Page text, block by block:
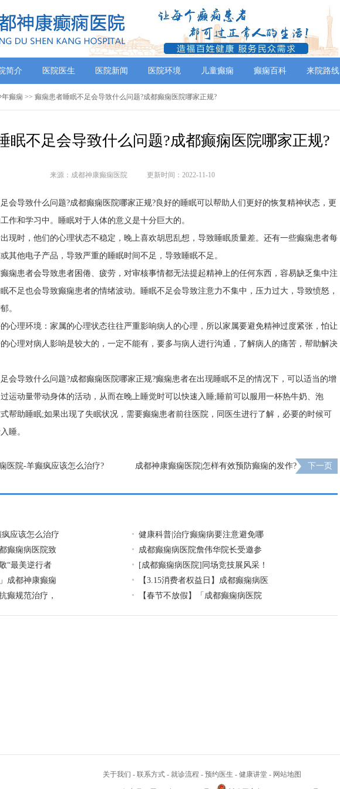
简介 医院医生 医院新闻 医院环境 儿童癫痫 癫痫百科 来院路线
年癫痫 >> 癫痫患者睡眠不足会导致什么问题?成都癫痫医院哪家正规?
眠不足会导致什么问题?成都癫痫医院哪家正规?
来源：成都神康癫痫医院 更新时间：2022-11-10
会导致什么问题?成都癫痫医院哪家正规?良好的睡眠可以帮助人们更好的恢复精神状态，更
作和学习中。睡眠对于人体的意义是十分巨大的。
现时，他们的心理状态不稳定，晚上喜欢胡思乱想，导致睡眠质量差。还有一些癫痫患者每
其他电子产品，导致严重的睡眠时间不足，导致睡眠不足。
痫患者会导致患者困倦、疲劳，对审核事情都无法提起精神上的任何东西，容易缺乏集中注
不足也会导致癫痫患者的情绪波动。睡眠不足会导致注意力不集中，压力过大，导致愤怒，
。
心理环境：家属的心理状态往往严重影响病人的心理，所以家属要避免精神过度紧张，怕让
心理对病人影响是较大的，一定不能有，要多与病人进行沟通，了解病人的痛苦，帮助解决
会导致什么问题?成都癫痫医院哪家正规?癫痫患者在出现睡眠不足的情况下，可以适当的增
运动量带动身体的活动，从而在晚上睡觉时可以快速入睡;睡前可以服用一杯热牛奶、泡
帮助睡眠;如果出现了失眠状况，需要癫痫患者前往医院，同医生进行了解，必要的时候可
睡。
医院-羊癫疯应该怎么治疗? 成都神康癫痫医院|怎样有效预防癫痫的发作? 下一页
应该怎么治疗
健康科普|治疗癫痫病要注意避免哪
癫痫病医院致
成都癫痫病医院詹伟华院长受邀参
“最美逆行者
[成都癫痫病医院]同场竞技展风采！
成都神康癫痫
【3.15消费者权益日】成都癫痫病医
癫规范治疗，
【春节不放假】「成都癫痫病医院
关于我们 - 联系方式 - 就诊流程 - 预约医生 - 健康讲堂 - 网站地图